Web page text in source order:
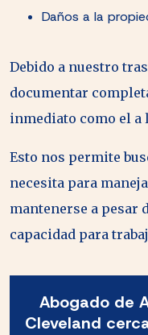
Daños a la
Debido a nuestro
documentar
inmediato como el a
Esto nos permite
necesita para
mantenerse a pesar
capacidad para
Abogado de
Cleveland